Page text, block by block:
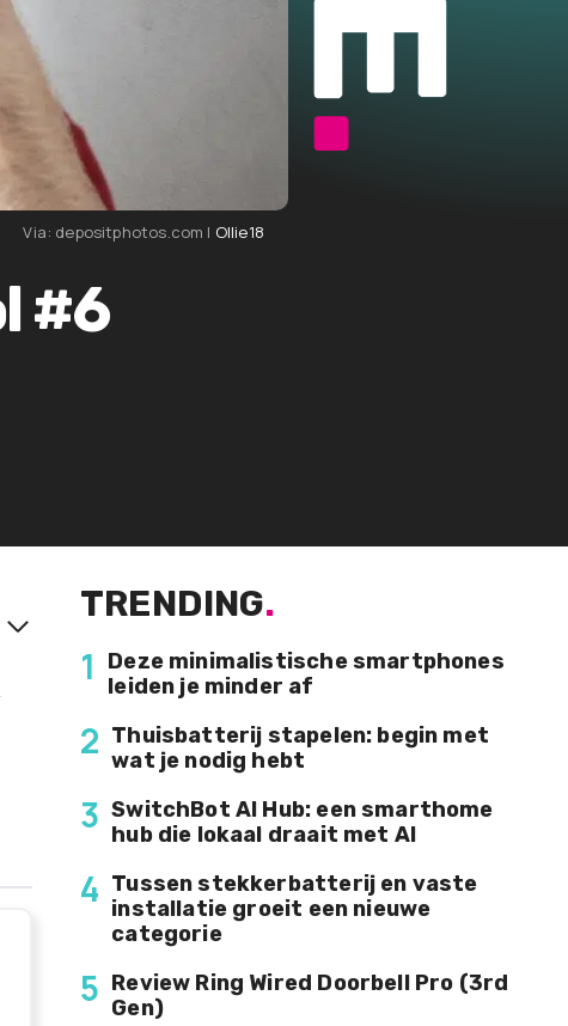
Via: depositphotos.com | Ollie18
#6
TRENDING.
1
Deze minimalistische smartphones
leiden je minder af
2 Thuisbatterij stapelen: begin met
wat je nodig hebt
3 SwitchBot AI Hub: een smarthome
hub die lokaal draait met AI
4 Tussen stekkerbatterij en vaste
installatie groeit een nieuwe
categorie
5 Review Ring Wired Doorbell Pro (3rd
Gen)